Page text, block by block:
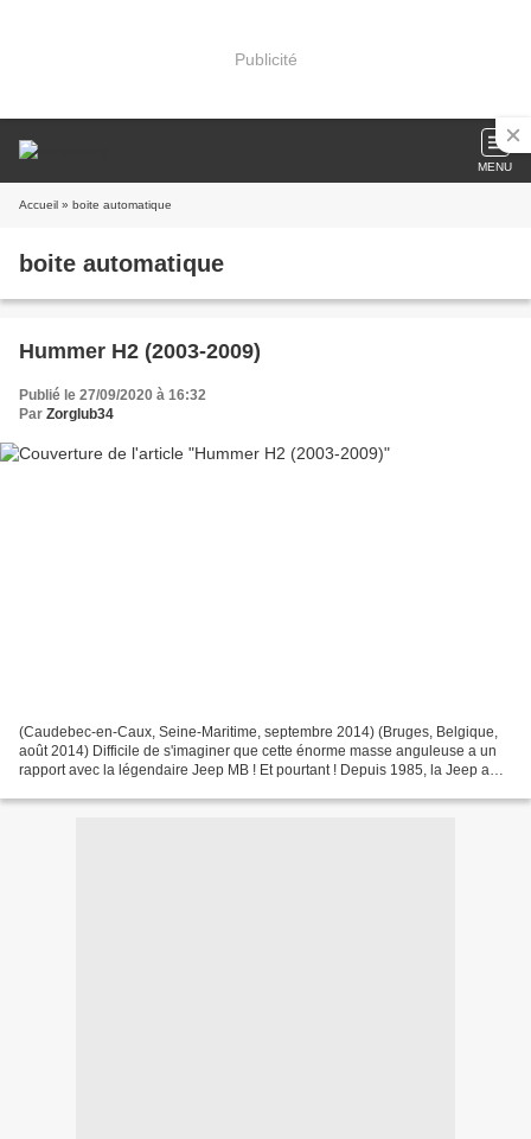
Publicité
MENU
Accueil » boite automatique
boite automatique
Hummer H2 (2003-2009)
Publié le 27/09/2020 à 16:32
Par Zorglub34
(Caudebec-en-Caux, Seine-Maritime, septembre 2014) (Bruges, Belgique,
août 2014) Difficile de s'imaginer que cette énorme masse anguleuse a un
rapport avec la légendaire Jeep MB ! Et pourtant ! Depuis 1985, la Jeep a